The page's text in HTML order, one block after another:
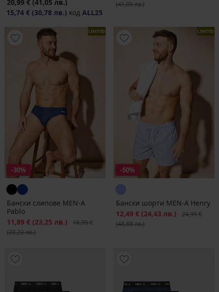
20,99 € (41,05 лв.)
15,74 € (30,78 лв.) код ALL25
(41,05 лв.)
LIMITED
-30%
Бански слипове MEN-A
Pablo
Намаление
11,89 € (23,25 лв.) Първоначална цена
16,99 €
(33,23 лв.)
LIMITED
-50%
Бански шорти MEN-A Henry
Намаление
12,49 € (24,43 лв.)
24,99 €
(48,88 лв.)